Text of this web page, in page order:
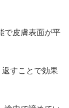
で皮膚表面が平
すことで効果